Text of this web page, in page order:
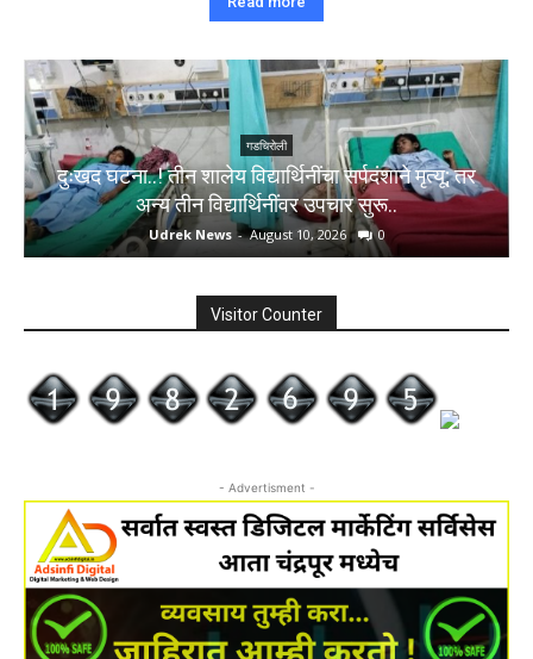
गडचिरोली
दुःखद घटना..! तीन शालेय विद्यार्थिनींचा सर्पदंशाने मृत्यू; तर
अन्य तीन विद्यार्थिनींवर उपचार सुरू..
Udrek News - August 10, 2026 0
Visitor Counter
- Advertisment -